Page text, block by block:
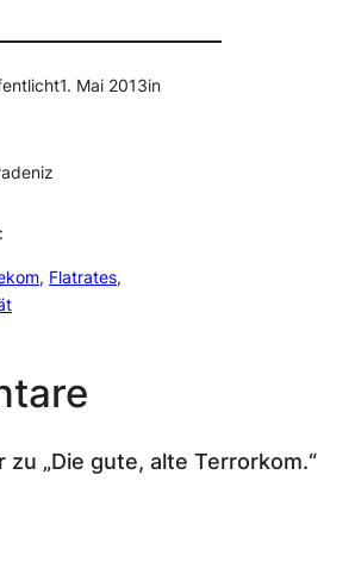
1. Mai 2013in
, Flatrates
zu „Die gute, alte Terrorkom.“